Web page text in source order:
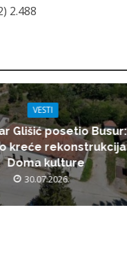
2.488
VESTI
Glišić posetio Busur:
kreće rekonstrukcija
Doma kulture
30.07.2026.